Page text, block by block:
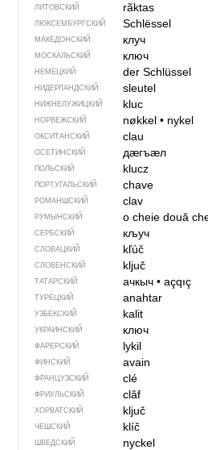
ЛИТОВСКИЙ rãktas
ЛЮКСЕМБУРГСКИЙ Schlëssel
МАКЕДОНСКИЙ клуч
МОСКАЛЬСКИЙ ключ
НЕМЕЦКИЙ der Schlüssel
НИДЕРЛАНДСКИЙ sleutel
НИЖНЕЛУЖИЦКИЙ kluc
НОРВЕЖСКИЙ nøkkel• nykel
ОКСИТАНСКИЙ clau
ОСЕТИНСКИЙ дӕгъӕл
ПОЛЬСКИЙ klucz
ПОРТУГАЛЬСКИЙ chave
РОМАНШСКИЙ clav
РУМЫНСКИЙ o cheiedouă
СЕРБСКИЙ кључ
СЛОВАЦКИЙ kľúč
СЛОВЕНСКИЙ ključ
ТАТАРСКИЙ ачкыч• açqıç
ТУРЕЦКИЙ anahtar
УЗБЕКСКИЙ kalit
УКРАИНСКИЙ ключ
ФАРЕРСКИЙ lykil
ФИНСКИЙ avain
ФРАНЦУЗСКИЙ clé
ФРИУЛЬСКИЙ clâf
ХОРВАТСКИЙ ključ
ЧЕШСКИЙ klíč
ШВЕДСКИЙ nyckel